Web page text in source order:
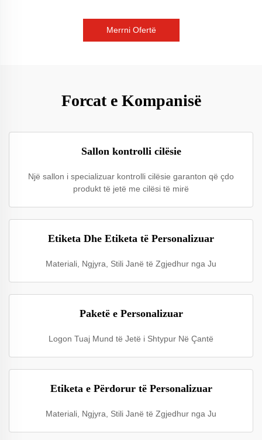
Merrni Ofertë
Forcat e Kompanisë
Sallon kontrolli cilësie
Një sallon i specializuar kontrolli cilësie garanton që çdo
produkt të jetë me cilësi të mirë
Etiketa Dhe Etiketa të Personalizuar
Materiali, Ngjyra, Stili Janë të Zgjedhur nga Ju
Paketë e Personalizuar
Logon Tuaj Mund të Jetë i Shtypur Në Çantë
Etiketa e Përdorur të Personalizuar
Materiali, Ngjyra, Stili Janë të Zgjedhur nga Ju